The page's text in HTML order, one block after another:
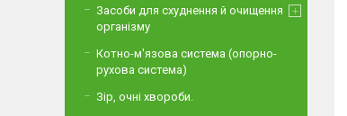
Засоби для схуднення й очищення
організму
Котно-м'язова система (опорно-
рухова система)
Зір, очні хвороби.